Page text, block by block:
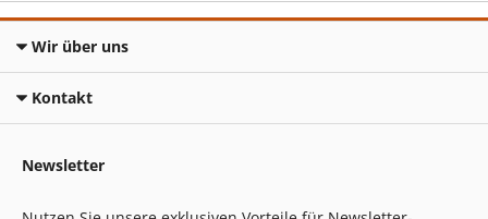
Wir über uns
Kontakt
Newsletter